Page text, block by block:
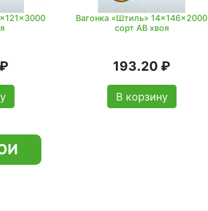
Вагонка «Штиль» 14x146x2000
сорт АВ хвоя
193.20 ₽
В корзину